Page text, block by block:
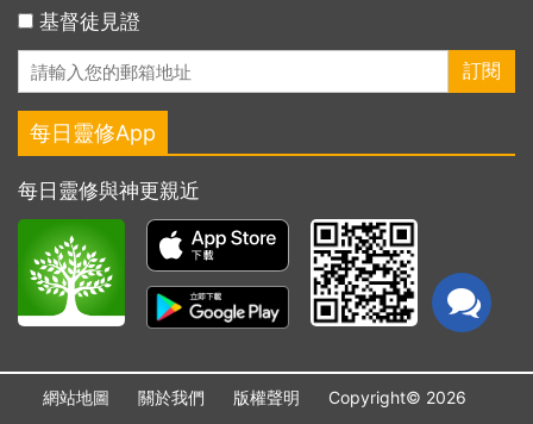
基督徒見證
每日靈修App
每日靈修與神更親近
網站地圖 關於我們 版權聲明 Copyright© 2026